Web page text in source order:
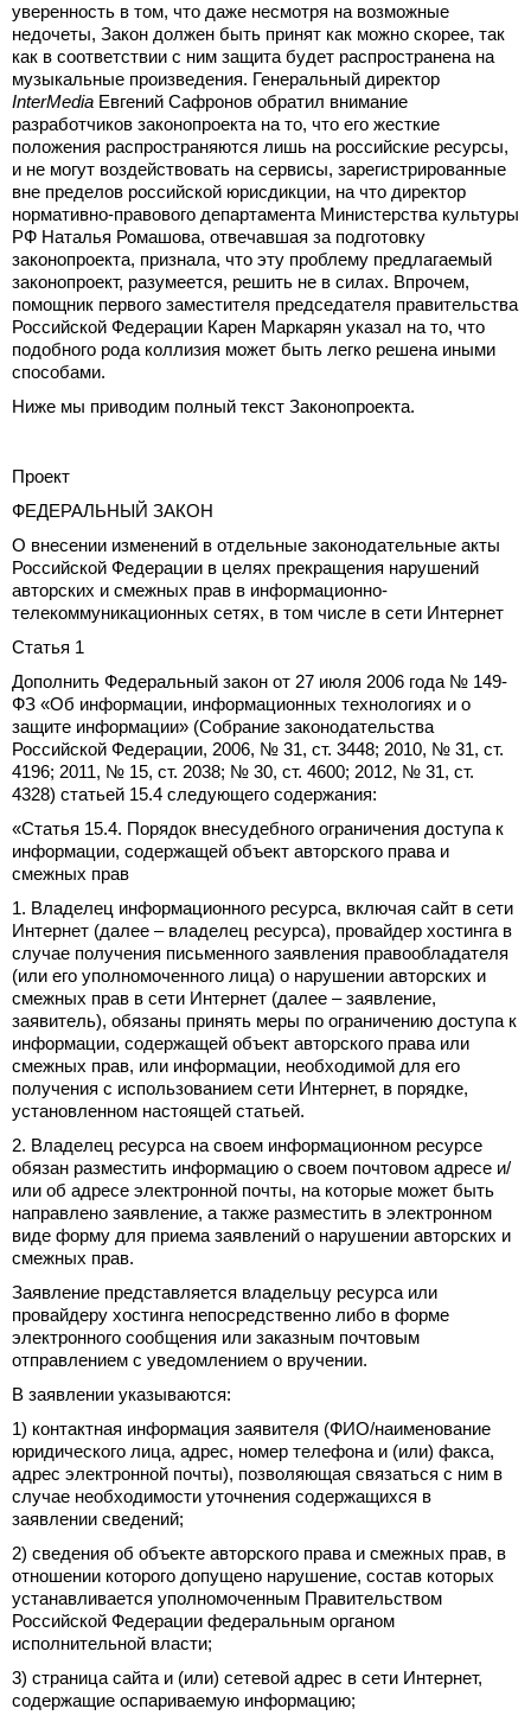
уверенность в том, что даже несмотря на возможные
недочеты, Закон должен быть принят как можно скорее, так
как в соответствии с ним защита будет распространена на
музыкальные произведения. Генеральный директор
InterMedia Евгений Сафронов обратил внимание
разработчиков законопроекта на то, что его жесткие
положения распространяются лишь на российские ресурсы,
и не могут воздействовать на сервисы, зарегистрированные
вне пределов российской юрисдикции, на что директор
нормативно-правового департамента Министерства культуры
РФ Наталья Ромашова, отвечавшая за подготовку
законопроекта, признала, что эту проблему предлагаемый
законопроект, разумеется, решить не в силах. Впрочем,
помощник первого заместителя председателя правительства
Российской Федерации Карен Маркарян указал на то, что
подобного рода коллизия может быть легко решена иными
способами.
Ниже мы приводим полный текст Законопроекта.
Проект
ФЕДЕРАЛЬНЫЙ ЗАКОН
О внесении изменений в отдельные законодательные акты
Российской Федерации в целях прекращения нарушений
авторских и смежных прав в информационно-
телекоммуникационных сетях, в том числе в сети Интернет
Статья 1
Дополнить Федеральный закон от 27 июля 2006 года № 149-
ФЗ «Об информации, информационных технологиях и о
защите информации» (Собрание законодательства
Российской Федерации, 2006, № 31, ст. 3448; 2010, № 31, ст.
4196; 2011, № 15, ст. 2038; № 30, ст. 4600; 2012, № 31, ст.
4328) статьей 15.4 следующего содержания:
«Статья 15.4. Порядок внесудебного ограничения доступа к
информации, содержащей объект авторского права и
смежных прав
1. Владелец информационного ресурса, включая сайт в сети
Интернет (далее – владелец ресурса), провайдер хостинга в
случае получения письменного заявления правообладателя
(или его уполномоченного лица) о нарушении авторских и
смежных прав в сети Интернет (далее – заявление,
заявитель), обязаны принять меры по ограничению доступа к
информации, содержащей объект авторского права или
смежных прав, или информации, необходимой для его
получения с использованием сети Интернет, в порядке,
установленном настоящей статьей.
2. Владелец ресурса на своем информационном ресурсе
обязан разместить информацию о своем почтовом адресе и/
или об адресе электронной почты, на которые может быть
направлено заявление, а также разместить в электронном
виде форму для приема заявлений о нарушении авторских и
смежных прав.
Заявление представляется владельцу ресурса или
провайдеру хостинга непосредственно либо в форме
электронного сообщения или заказным почтовым
отправлением с уведомлением о вручении.
В заявлении указываются:
1) контактная информация заявителя (ФИО/наименование
юридического лица, адрес, номер телефона и (или) факса,
адрес электронной почты), позволяющая связаться с ним в
случае необходимости уточнения содержащихся в
заявлении сведений;
2) сведения об объекте авторского права и смежных прав, в
отношении которого допущено нарушение, состав которых
устанавливается уполномоченным Правительством
Российской Федерации федеральным органом
исполнительной власти;
3) страница сайта и (или) сетевой адрес в сети Интернет,
содержащие оспариваемую информацию;